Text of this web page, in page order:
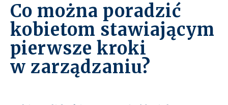
Co można poradzić
kobietom stawiającym
pierwsze kroki
w zarządzaniu?